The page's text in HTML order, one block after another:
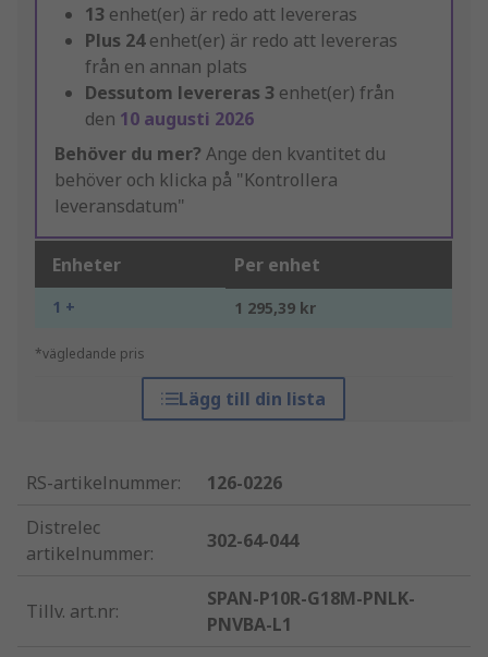
13 enhet(er) är redo att levereras
Plus 24enhet(er) är redo att levereras
från en annan plats
Dessutom levereras 3 enhet(er) från
den 10 augusti 2026
Behöver du mer? Ange den kvantitet du
behöver och klicka på "Kontrollera
leveransdatum"
Enheter Per enhet
1 + 1 295,39 kr
*vägledande pris
Lägg till din lista
RS-artikelnummer:
126-0226
Distrelec
artikelnummer:
302-64-044
Tillv. art.nr:
SPAN-P10R-G18M-PNLK-
PNVBA-L1